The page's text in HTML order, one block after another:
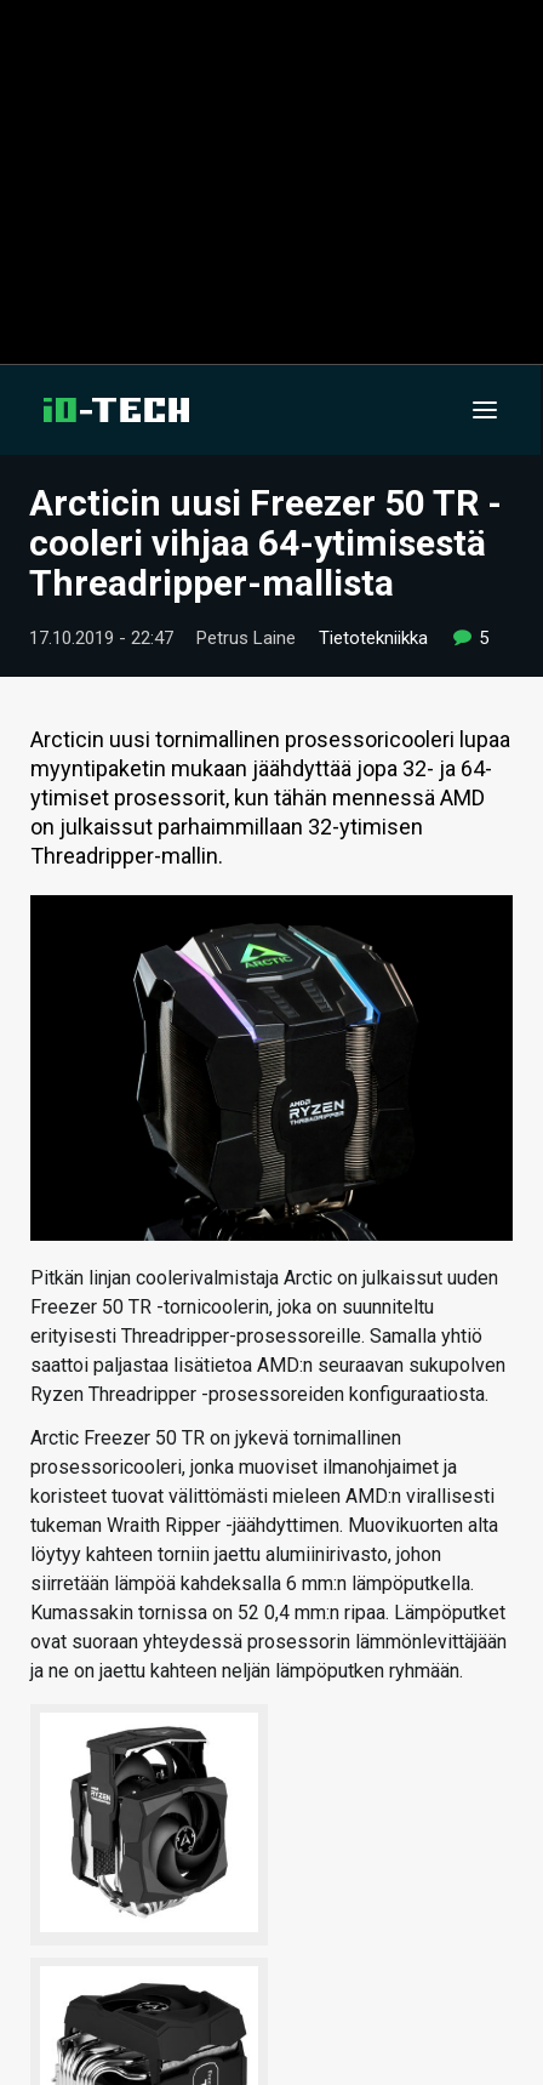
UUTISET
ARTIKKELIT
VIDEOT
TECHBBS
TIETOA
HINTA.FI
KAUPPA
Arcticin uusi Freezer 50 TR -
cooleri vihjaa 64-ytimisestä
Threadripper-mallista
17.10.2019 - 22:47 Petrus Laine Tietotekniikka 5
Arcticin uusi tornimallinen prosessoricooleri lupaa
myyntipaketin mukaan jäähdyttää jopa 32- ja 64-
ytimiset prosessorit, kun tähän mennessä AMD
on julkaissut parhaimmillaan 32-ytimisen
Threadripper-mallin.
Pitkän linjan coolerivalmistaja Arctic on julkaissut uuden
Freezer 50 TR -tornicoolerin, joka on suunniteltu
erityisesti Threadripper-prosessoreille. Samalla yhtiö
saattoi paljastaa lisätietoa AMD:n seuraavan sukupolven
Ryzen Threadripper -prosessoreiden konfiguraatiosta.
Arctic Freezer 50 TR on jykevä tornimallinen
prosessoricooleri, jonka muoviset ilmanohjaimet ja
koristeet tuovat välittömästi mieleen AMD:n virallisesti
tukeman Wraith Ripper -jäähdyttimen. Muovikuorten alta
löytyy kahteen torniin jaettu alumiinirivasto, johon
siirretään lämpöä kahdeksalla 6 mm:n lämpöputkella.
Kumassakin tornissa on 52 0,4 mm:n ripaa. Lämpöputket
ovat suoraan yhteydessä prosessorin lämmönlevittäjään
ja ne on jaettu kahteen neljän lämpöputken ryhmään.